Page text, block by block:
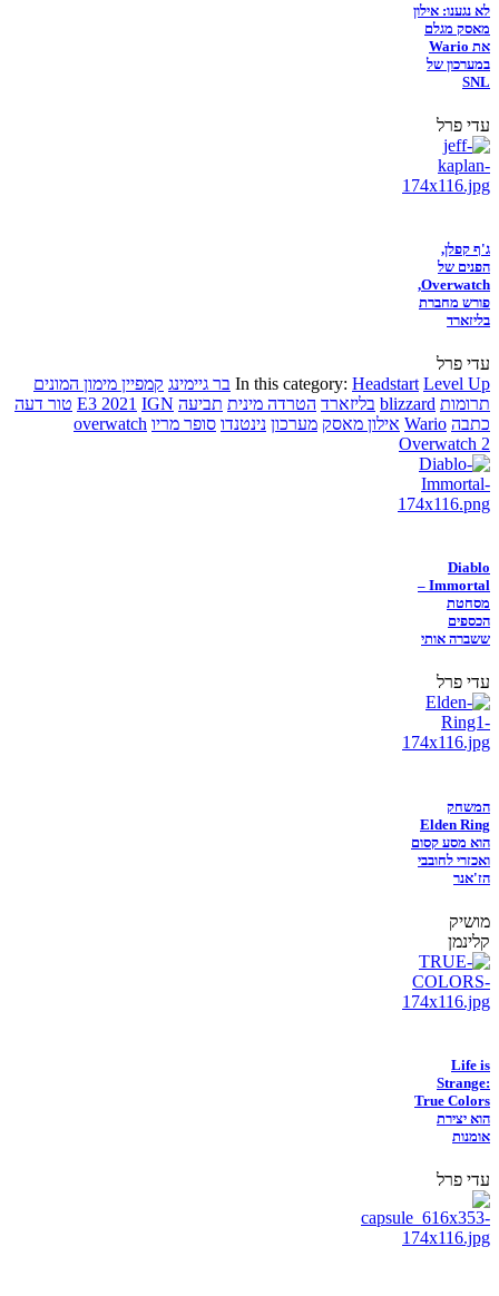
לא נגענו: אילון
מאסק מגלם
את Wario
במערכון של
SNL
עדי פרל
ג'ף קפלן,
הפנים של
Overwatch,
פורש מחברת
בליזארד
עדי פרל
In this category: Headstart Level Up בר גיימינג קמפיין מימון המונים
תרומות blizzard בליזארד הטרדה מינית תביעה E3 2021 IGN
טור דעה
כתבה Wario אילון מאסק מערכון נינטנדו סופר מריו overwatch
Overwatch 2
Diablo
Immortal –
מסחטת
הכספים
ששברה אותי
עדי פרל
המשחק
Elden Ring
הוא מסע קסום
ואכזרי לחובבי
הז'אנר
מושיק
קלינמן
Life is
Strange:
True Colors
הוא יצירת
אומנות
עדי פרל